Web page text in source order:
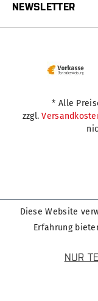
NEWSLETTER
* Alle
zzgl.
Diese Website
Erfahrung
NUR